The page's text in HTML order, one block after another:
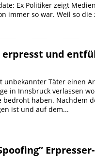
Ex Politiker zeigt
immer so war. Weil so
und
unbekannter Täter einen
in Innsbruck verlassen
haben. Nachdem
ist und auf dem...